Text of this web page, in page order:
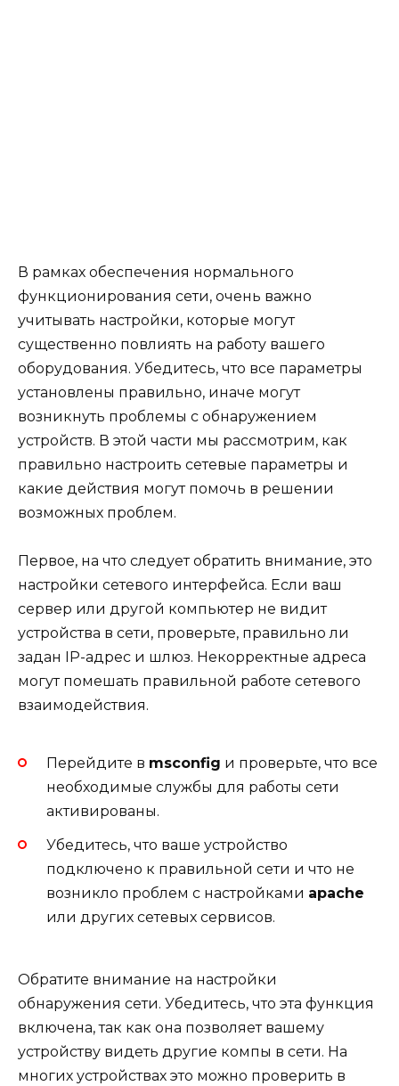
В рамках обеспечения нормального
функционирования сети, очень важно
учитывать настройки, которые могут
существенно повлиять на работу вашего
оборудования. Убедитесь, что все параметры
установлены правильно, иначе могут
возникнуть проблемы с обнаружением
устройств. В этой части мы рассмотрим, как
правильно настроить сетевые параметры и
какие действия могут помочь в решении
возможных проблем.
Первое, на что следует обратить внимание, это
настройки сетевого интерфейса. Если ваш
сервер или другой компьютер не видит
устройства в сети, проверьте, правильно ли
задан IP-адрес и шлюз. Некорректные адреса
могут помешать правильной работе сетевого
взаимодействия.
Перейдите в msconfig и проверьте, что все
необходимые службы для работы сети
активированы.
Убедитесь, что ваше устройство
подключено к правильной сети и что не
возникло проблем с настройками apache
или других сетевых сервисов.
Обратите внимание на настройки
обнаружения сети. Убедитесь, что эта функция
включена, так как она позволяет вашему
устройству видеть другие компы в сети. На
многих устройствах это можно проверить в